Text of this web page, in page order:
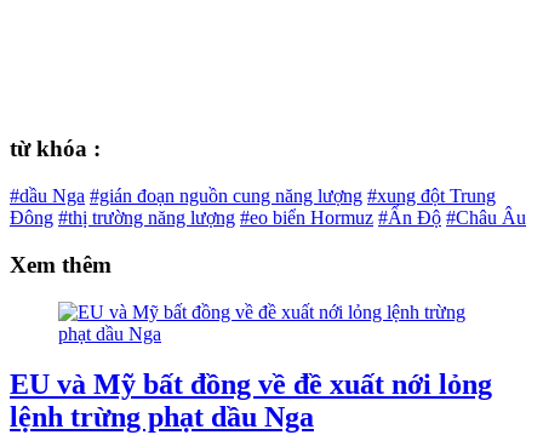
từ khóa :
#dầu Nga #gián đoạn nguồn cung năng lượng #xung đột Trung
Đông #thị trường năng lượng #eo biển Hormuz #Ấn Độ #Châu Âu
Xem thêm
EU và Mỹ bất đồng về đề xuất nới lỏng
lệnh trừng phạt dầu Nga